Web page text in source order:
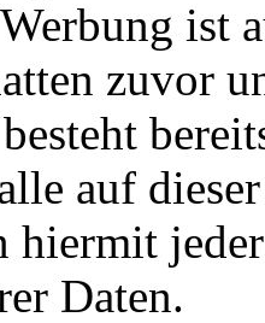
ist
zuvor
auf
hiermit
Daten.